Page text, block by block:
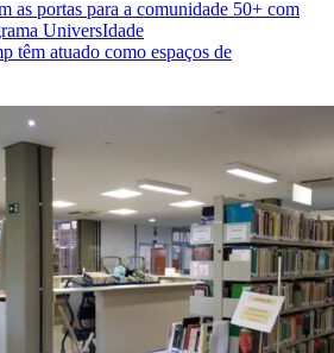
as portas para a comunidade 50+ com
UniversIdade
têm atuado como espaços de